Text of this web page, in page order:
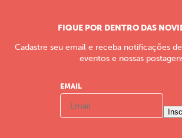
FIQUE POR DENTRO DAS
Cadastre seu email e receba notificações
eventos e nossas
EMAIL